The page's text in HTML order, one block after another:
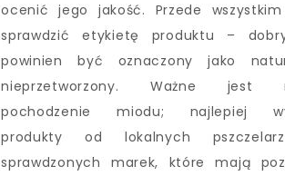
ocenić jego jakość. Przede
sprawdzić etykietę produktu –
powinien być oznaczony jako
nieprzetworzony. Ważne jest
pochodzenie miodu; najlepiej
produkty od lokalnych
sprawdzonych marek, które mają